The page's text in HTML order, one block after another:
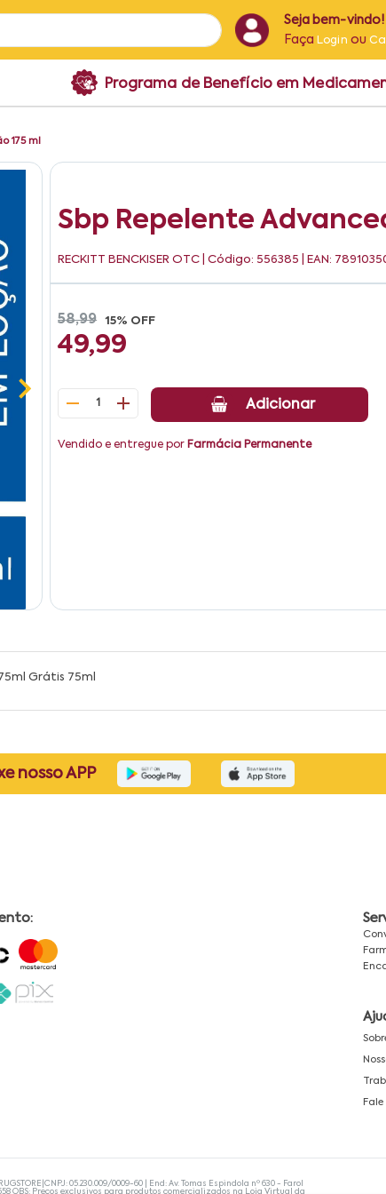
Seja bem-vindo!
Faça Login ou
Programa de Benefício em
175 ml
Sbp Repelente
RECKITT BENCKISER OTC | Código: 556385 | EAN:
58,99 15% OFF
49,99
1 Adicionar
Vendido e entregue por Farmácia Permanente
Grátis 75ml
nosso APP
05.230.009/0009-60 | End: Av. Tomas Espindola nº 630 - Farol
OBS: Preços exclusivos para produtos comercializados na Loja Virtual da